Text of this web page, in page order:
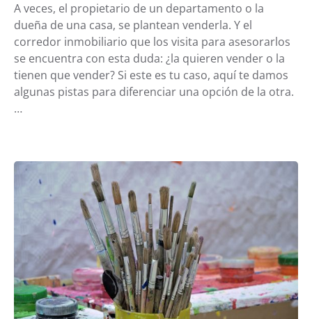
A veces, el propietario de un departamento o la
dueña de una casa, se plantean venderla. Y el
corredor inmobiliario que los visita para asesorarlos
se encuentra con esta duda: ¿la quieren vender o la
tienen que vender? Si este es tu caso, aquí te damos
algunas pistas para diferenciar una opción de la otra.
…